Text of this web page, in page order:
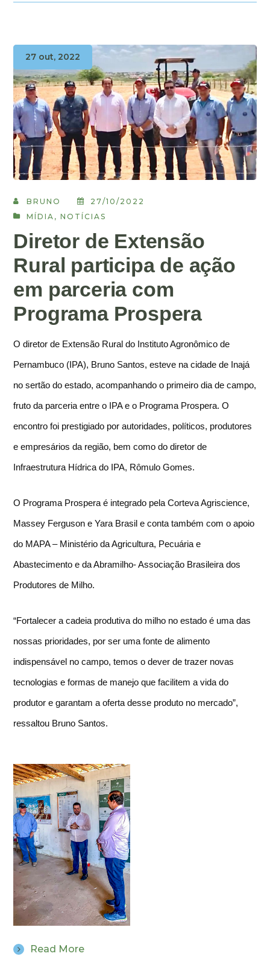
27 out, 2022
BRUNO
27/10/2022
MÍDIA ,NOTÍCIAS
Diretor de Extensão
Rural participa de ação
em parceria com
Programa Prospera
O diretor de Extensão Rural do Instituto Agronômico de
Pernambuco (IPA), Bruno Santos, esteve na cidade de Inajá
no sertão do estado, acompanhando o primeiro dia de campo,
fruto da parceria entre o IPA e o Programa Prospera.O
encontro foi prestigiado por autoridades, políticos, produtores
e empresários da região, bem como do diretor de
Infraestrutura Hídrica do IPA, Rômulo Gomes.
O Programa Prospera é integrado pela Corteva Agriscience,
Massey Ferguson e Yara Brasil e conta também com o apoio
do MAPA – Ministério da Agricultura, Pecuária e
Abastecimento e da Abramilho- Associação Brasileira dos
Produtores de Milho.
“Fortalecer a cadeia produtiva do milho no estado é uma das
nossas prioridades, por ser uma fonte de alimento
indispensável no campo, temos o dever de trazer novas
tecnologias e formas de manejo que facilitem a vida do
produtor e garantam a oferta desse produto no mercado”,
ressaltou Bruno Santos.
Read More